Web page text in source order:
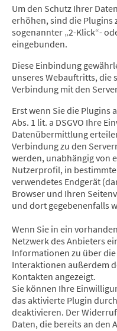
Um den Schutz Ihrer
erhöhen, sind die
sogenannter „2-Klick“-
eingebunden.
Diese Einbindung
unseres Webauftritts, die
Verbindung mit den
Erst wenn Sie die Plugins
Abs. 1 lit. a DSGVO Ihre
Datenübermittlung
Verbindung zu den
werden, unabhängig von
Nutzerprofil, in
verwendetes Endgerät
Browser und Ihren
und dort gegebenenfalls
Wenn Sie in ein
Netzwerk des Anbieters
Informationen zu über
Interaktionen außerdem
Kontakten angezeigt.
Sie können Ihre
das aktivierte Plugin
deaktivieren. Der
Daten, die bereits an den